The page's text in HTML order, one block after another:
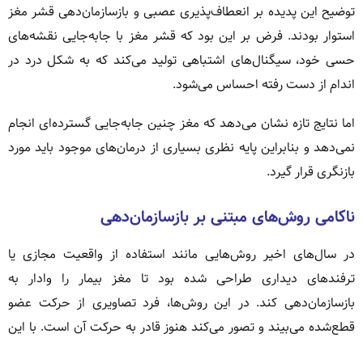
توضیح این پدیده بر انعطاف‌پذیری عصبی و بازسازمان‌دهی قشر مغز
استوار بودند. فرض بر این بود که قشر مغز با جابه‌جایی نقشه‌های
حسی خود، سیگنال‌های اشتباهی تولید می‌کند که به شکل درد در
اندام از دست رفته احساس می‌شود.
اما نتایج تازه نشان می‌دهد که مغز چنین جابه‌جایی گسترده‌ای انجام
نمی‌دهد و بنابراین پایه نظری بسیاری از درمان‌های موجود باید مورد
بازنگری قرار گیرد.
ناکامی روش‌های مبتنی بر بازسازمان‌دهی
در سال‌های اخیر روش‌هایی مانند استفاده از واقعیت مجازی یا
ترفندهای دیداری طراحی شده بود تا مغز بیمار را وادار به
بازسازمان‌دهی کند. در این روش‌ها، فرد تصاویری از حرکت عضو
قطع‌شده می‌بیند و تصور می‌کند هنوز قادر به حرکت آن است. با این